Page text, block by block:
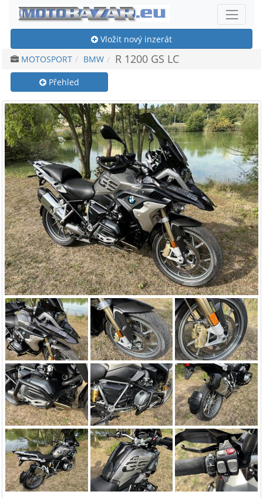
Vložit nový inzerát
MOTOSPORT
BMW R 1200 GS LC
Přehled